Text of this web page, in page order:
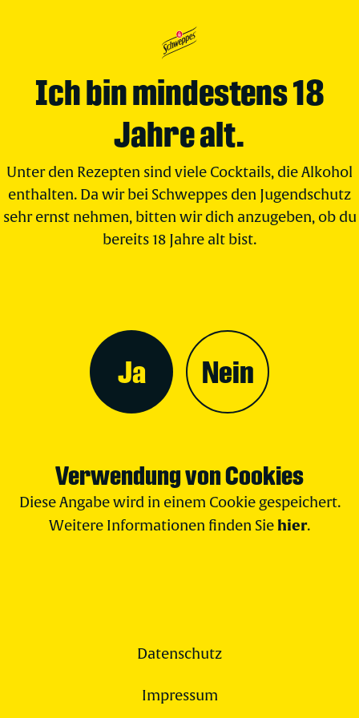
Ich bin mindestens 18
Jahre alt.
Unter den Rezepten sind viele Cocktails, die Alkohol
enthalten. Da wir bei Schweppes den Jugendschutz
sehr ernst nehmen, bitten wir dich anzugeben, ob du
bereits 18 Jahre alt bist.
Ja Nein
Verwendung von Cookies
Diese Angabe wird in einem Cookie gespeichert.
Weitere Informationen finden Sie hier.
Datenschutz
Impressum